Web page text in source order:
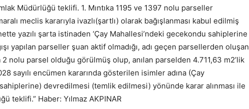
Müdürlüğü teklifi. 1. Mıntıka 1195 ve 1397 nolu parseller
meclis kararıyla ivazlı(şartlı) olarak bağışlanması kabul edilmiş
yazılı şarta istinaden ‘Çay Mahallesi’ndeki gecekondu sahiplerine
yapılan parseller şuan aktif olmadığı, adı geçen parsellerden oluşan
2 nolu parsel olduğu görülmüş olup, anılan parselden 4.711,63 m2’lik
sayılı encümen kararında gösterilen isimler adına (Çay
devredilmesi (temlik edilmesi) yönünde karar alınması ile
teklifi.” Haber: Yılmaz AKPINAR